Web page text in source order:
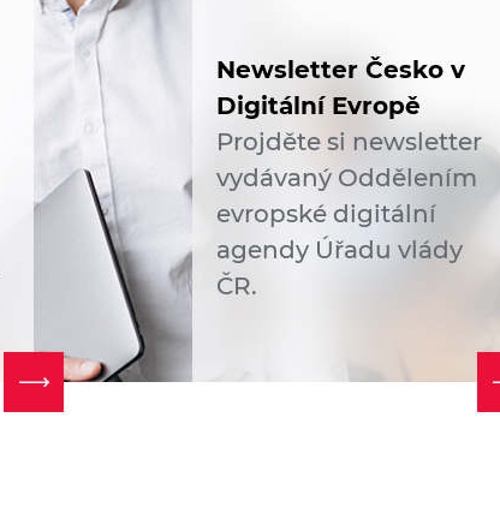
Newsletter Česko v
Digitální Evropě
Projděte si newsletter
vydávaný Oddělením
evropské digitální
agendy Úřadu vlády
ČR.